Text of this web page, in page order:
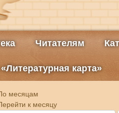
Читателям
карта»
месяцам
к месяцу